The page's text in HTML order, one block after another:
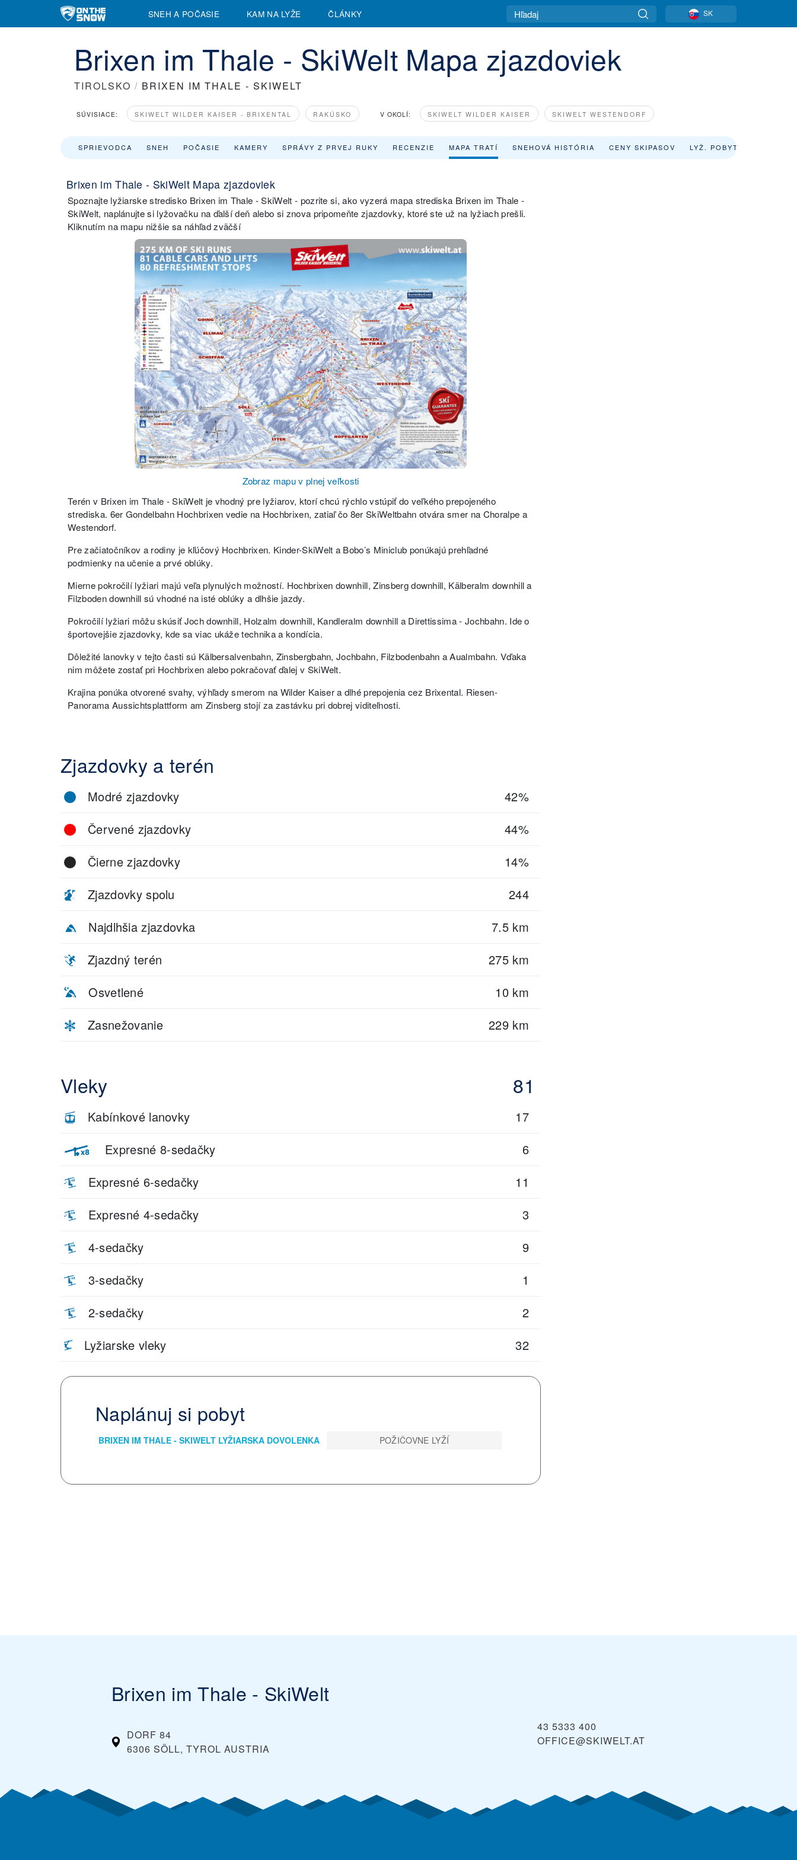
SNEH A POČASIE KAM NA LYŽE ČLÁNKY SK
Brixen im Thale - SkiWelt Mapa zjazdoviek
TIROLSKO / BRIXEN IM THALE - SKIWELT
SÚVISIACE: SKIWELT WILDER KAISER - BRIXENTAL RAKÚSKO V OKOLÍ: SKIWELT WILDER KAISER SKIWELT WESTENDORF
SPRIEVODCA SNEH POČASIE KAMERY SPRÁVY Z PRVEJ RUKY RECENZIE MAPA TRATÍ SNEHOVÁ HISTÓRIA CENY SKIPASOV LYŽ. POBYTY
Brixen im Thale - SkiWelt Mapa zjazdoviek
Spoznajte lyžiarske stredisko Brixen im Thale - SkiWelt - pozrite si, ako vyzerá mapa strediska Brixen im Thale -
SkiWelt, naplánujte si lyžovačku na ďalší deň alebo si znova pripomeňte zjazdovky, ktoré ste už na lyžiach prešli.
Kliknutím na mapu nižšie sa náhľad zväčší
Zobraz mapu v plnej veľkosti
Terén v Brixen im Thale - SkiWelt je vhodný pre lyžiarov, ktorí chcú rýchlo vstúpiť do veľkého prepojeného
strediska. 6er Gondelbahn Hochbrixen vedie na Hochbrixen, zatiaľ čo 8er SkiWeltbahn otvára smer na Choralpe a
Westendorf.
Pre začiatočníkov a rodiny je kľúčový Hochbrixen. Kinder-SkiWelt a Bobo’s Miniclub ponúkajú prehľadné
podmienky na učenie a prvé oblúky.
Mierne pokročilí lyžiari majú veľa plynulých možností. Hochbrixen downhill, Zinsberg downhill, Kälberalm downhill a
Filzboden downhill sú vhodné na isté oblúky a dlhšie jazdy.
Pokročilí lyžiari môžu skúsiť Joch downhill, Holzalm downhill, Kandleralm downhill a Direttissima - Jochbahn. Ide o
športovejšie zjazdovky, kde sa viac ukáže technika a kondícia.
Dôležité lanovky v tejto časti sú Kälbersalvenbahn, Zinsbergbahn, Jochbahn, Filzbodenbahn a Aualmbahn. Vďaka
nim môžete zostať pri Hochbrixen alebo pokračovať ďalej v SkiWelt.
Krajina ponúka otvorené svahy, výhľady smerom na Wilder Kaiser a dlhé prepojenia cez Brixental. Riesen-
Panorama Aussichtsplattform am Zinsberg stojí za zastávku pri dobrej viditeľnosti.
Zjazdovky a terén
Modré zjazdovky
42%
Červené zjazdovky
44%
Čierne zjazdovky
14%
Zjazdovky spolu
244
Najdlhšia zjazdovka
7.5 km
Zjazdný terén
275 km
Osvetlené
10 km
Zasnežovanie
229 km
Vleky 81
Kabínkové lanovky
17
Expresné 8-sedačky
6
Expresné 6-sedačky
11
Expresné 4-sedačky
3
4-sedačky
9
3-sedačky
1
2-sedačky
2
Lyžiarske vleky
32
Naplánuj si pobyt
BRIXEN IM THALE - SKIWELT LYŽIARSKA DOVOLENKA POŽIČOVNE LYŽÍ
Brixen im Thale - SkiWelt
DORF 84
6306 SÖLL, TYROL AUSTRIA
43 5333 400
OFFICE@SKIWELT.AT